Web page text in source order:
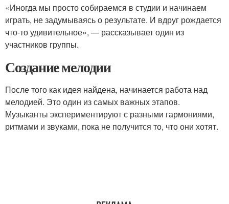
«Иногда мы просто собираемся в студии и начинаем
играть, не задумываясь о результате. И вдруг рождается
что-то удивительное», — рассказывает один из
участников группы.
Создание мелодии
После того как идея найдена, начинается работа над
мелодией. Это один из самых важных этапов.
Музыканты экспериментируют с разными гармониями,
ритмами и звуками, пока не получится то, что они хотят.